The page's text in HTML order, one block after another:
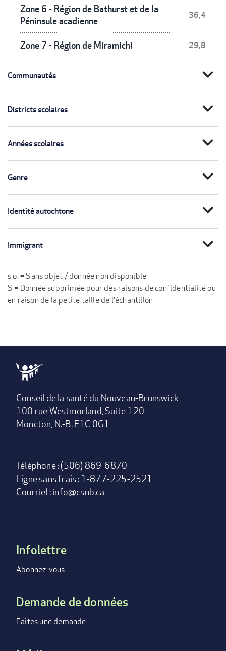
Zone 6 - Région de Bathurst et de la
Péninsule acadienne
36,4
Zone 7 - Région de Miramichi 29,8
Communautés expand_more
Districts scolaires expand_more
Années scolaires expand_more
Genre expand_more
Identité autochtone expand_more
Immigrant expand_more
s.o. = Sans objet / donnée non disponible
S = Donnée supprimée pour des raisons de confidentialité ou
en raison de la petite taille de l'échantillon
Conseil de la santé du Nouveau-Brunswick
100 rue Westmorland, Suite 120
Moncton, N.-B. E1C 0G1
Téléphone : (506) 869-6870
Ligne sans frais : 1-877-225-2521
Courriel :info@csnb.ca
Footer
menu
Infolettre
Abonnez-vous
Demande de données
Faites une demande